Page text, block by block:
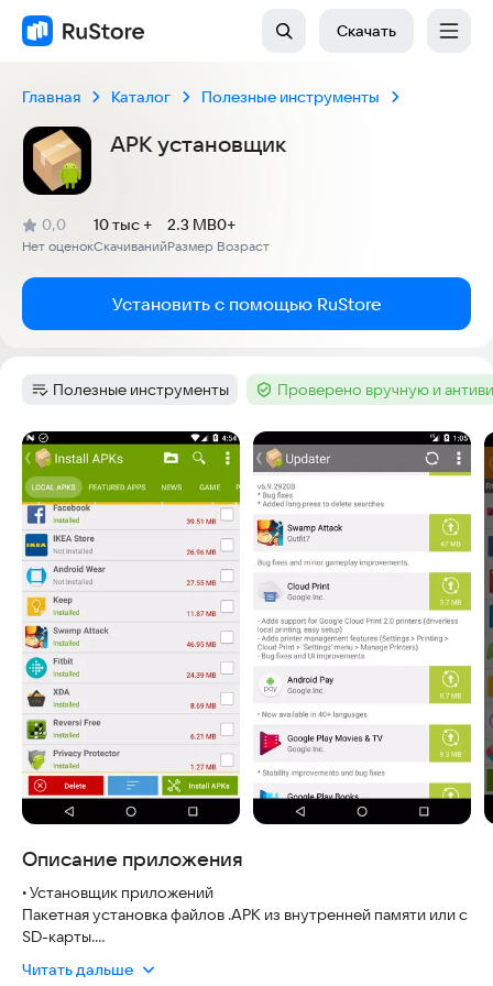
Скачать
Главная Каталог Полезные инструменты
APK установщик
Рейтинг:
0,0
(
Нет оценок
)
Скачиваний
10 тыс +
Размер
2.3 MB
Возраст
0+
Установить с помощью RuStore
Категория:
Полезные инструменты Тег :Проверено вручную и
Скриншоты
Описание приложения
• Установщик приложений
Пакетная установка файлов .APK из внутренней памяти или с
SD-карты.
• APK-инсталлятор для ПК
Читать дальше